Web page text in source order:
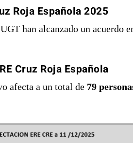
Roja Española2025
han alcanzado un acuerdo
Cruz Roja Española
afecta a un total de 79